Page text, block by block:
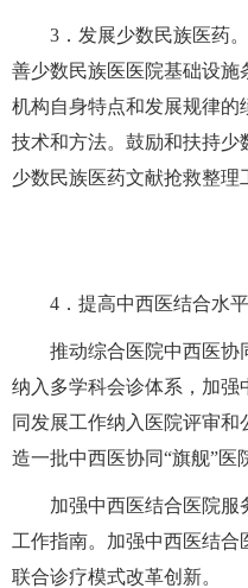
3．发展少数民族医药
善少数民族医医院基础设
机构自身特点和发展规律
技术和方法。鼓励和扶持
少数民族医药文献抢救整理
4．提高中西医结合水平
推动综合医院中西医协
纳入多学科会诊体系，加强
同发展工作纳入医院评审
造一批中西医协同“旗舰”医
加强中西医结合医院
工作指南。加强中西医结
联合诊疗模式改革创新。